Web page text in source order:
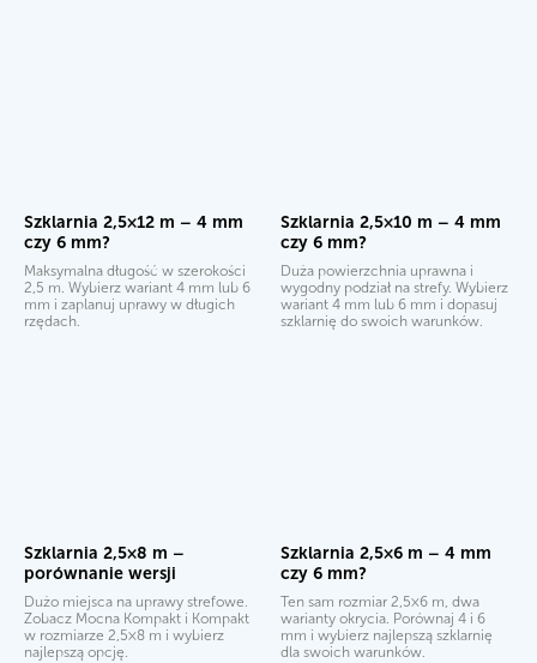
Szklarnia 2,5×12 m – 4 mm
czy 6 mm?
Maksymalna długość w szerokości
2,5 m. Wybierz wariant 4 mm lub 6
mm i zaplanuj uprawy w długich
rzędach.
Szklarnia 2,5×10 m – 4 mm
czy 6 mm?
Duża powierzchnia uprawna i
wygodny podział na strefy. Wybierz
wariant 4 mm lub 6 mm i dopasuj
szklarnię do swoich warunków.
Szklarnia 2,5×8 m –
porównanie wersji
Dużo miejsca na uprawy strefowe.
Zobacz Mocna Kompakt i Kompakt
w rozmiarze 2,5×8 m i wybierz
najlepszą opcję.
Szklarnia 2,5×6 m – 4 mm
czy 6 mm?
Ten sam rozmiar 2,5×6 m, dwa
warianty okrycia. Porównaj 4 i 6
mm i wybierz najlepszą szklarnię
dla swoich warunków.